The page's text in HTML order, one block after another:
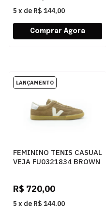
5 x de R$ 144,00
FEMININO TENIS CASUAL
VEJA FU0321834 BROWN
R$ 720,00
5 x de R$ 144,00